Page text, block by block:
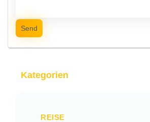
Send
Kategorien
REISE